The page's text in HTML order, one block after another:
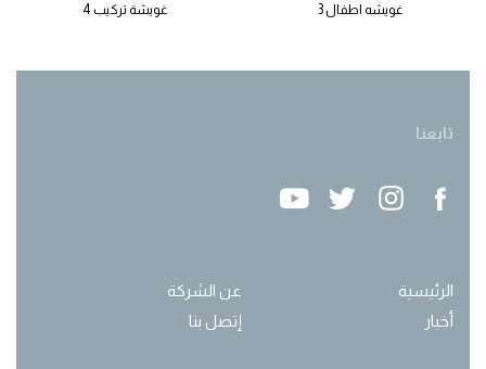
غويشه اطفال 3 غويشة تركيب 4
تابعنا
الرئيسية
عن الشركة
أخبار
إتصل بنا